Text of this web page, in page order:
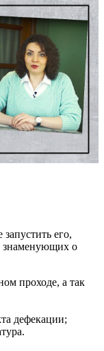
его,
знаменующих о
проходе, а так
дефекации;